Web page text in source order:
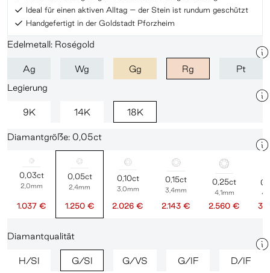
Ideal für einen aktiven Alltag – der Stein ist rundum geschützt
Handgefertigt in der Goldstadt Pforzheim
Edelmetall: Roségold
Ag Wg Gg Rg
Pt
Legierung
9K 14K 18K
Diamantgröße: 0,05ct
0,03ct
2,0mm
1.037 €
0,05ct
2,4mm
1.250 €
0,10ct
3,0mm
2.026 €
0,15ct
3,4mm
2.143 €
0,25ct
4,1mm
2.560 €
Diamantqualität
H/SI G/SI G/VS G/IF D/IF